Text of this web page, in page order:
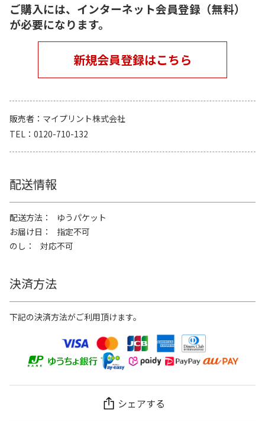
ご購入には、インターネット会員登録（無料）
が必要になります。
新規会員登録はこちら
販売者
マイプリント株式会社
TEL
0120-710-132
配送情報
配送方法
ゆうパケット
お届け日
指定不可
のし
対応不可
決済方法
下記の決済方法がご利用頂けます。
シェアする